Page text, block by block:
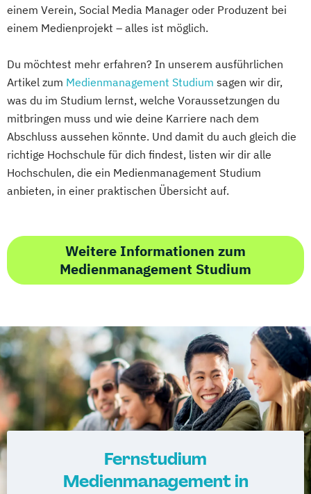
einem Verein, Social Media Manager oder Produzent bei
einem Medienprojekt – alles ist möglich.
Du möchtest mehr erfahren? In unserem ausführlichen
Artikel zum Medienmanagement Studium sagen wir dir,
was du im Studium lernst, welche Voraussetzungen du
mitbringen muss und wie deine Karriere nach dem
Abschluss aussehen könnte. Und damit du auch gleich die
richtige Hochschule für dich findest, listen wir dir alle
Hochschulen, die ein Medienmanagement Studium
anbieten, in einer praktischen Übersicht auf.
Weitere Informationen zum
Medienmanagement Studium
Fernstudium
Medienmanagement in